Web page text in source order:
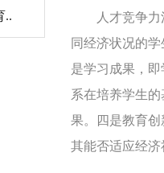
..
人才竞争力涉
同经济状况的
是学习成果，
系在培养学生
果。四是教育
其能否适应经